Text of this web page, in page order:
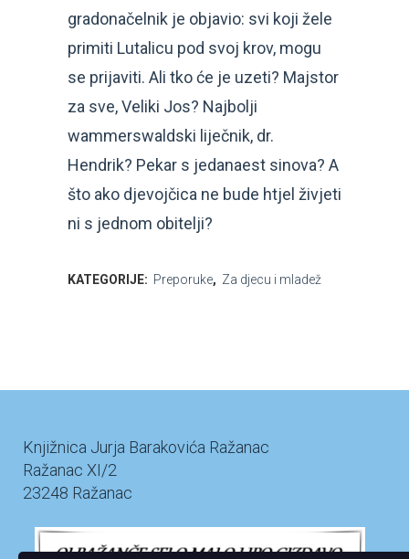
gradonačelnik je objavio: svi koji žele
primiti Lutalicu pod svoj krov, mogu
se prijaviti. Ali tko će je uzeti? Majstor
za sve, Veliki Jos? Najbolji
wammerswaldski liječnik, dr.
Hendrik? Pekar s jedanaest sinova? A
što ako djevojčica ne bude htjel živjeti
ni s jednom obitelji?
KATEGORIJE: Preporuke, Za djecu i mladež
Knjižnica Jurja Barakovića Ražanac
Ražanac XI/2
23248 Ražanac